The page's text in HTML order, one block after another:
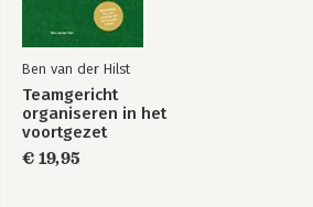
Ben van der Hilst
Teamgericht
organiseren in het
voortgezet
onderwijs
€ 19,95